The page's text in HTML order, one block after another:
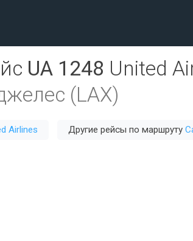
UA 1248 United
(LAX)
Airlines Другие рейсы по маршруту